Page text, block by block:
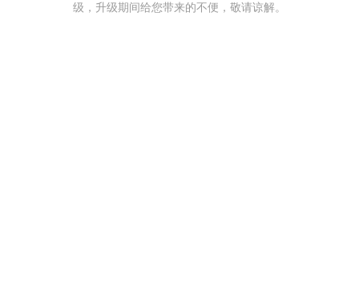
级，升级期间给您带来的不便，敬请谅解。